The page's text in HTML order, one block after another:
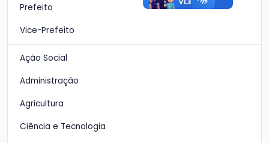
Prefeito
Vice-Prefeito
Ação Social
Administração
Agricultura
Ciência e Tecnologia